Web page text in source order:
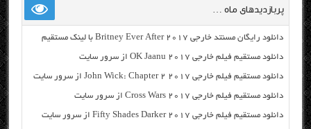
پربازدیدهای ماه …
دانلود رایگان مسنتد خارجی Britney Ever After 2017 با لینک مستقیم
دانلود مستقیم فیلم خارجی OK Jaanu 2017 از سرور سایت
دانلود مستقیم فیلم خارجی John Wick: Chapter 2 2017 از سرور سایت
دانلود مستقیم فیلم خارجی Cross Wars 2017 از سرور سایت
دانلود مستقیم فیلم خارجی Fifty Shades Darker 2017 از سرور سایت